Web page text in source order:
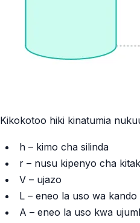
Kikokotoo hiki kinatumia
h – kimo cha silinda
r – nusu kipenyo cha
V – ujazo
L – eneo la uso wa kando
A – eneo la uso kwa